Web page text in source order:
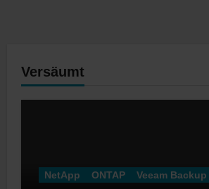
Versäumt
NetApp ONTAP Veeam Backup